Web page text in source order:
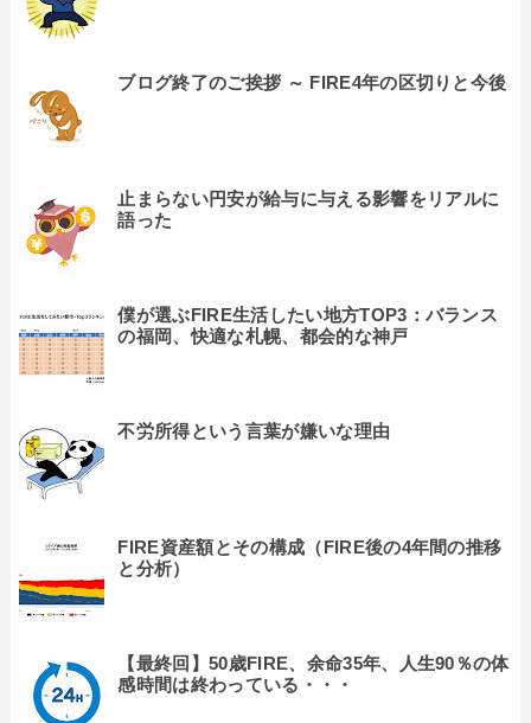
ブログ終了のご挨拶 ～ FIRE4年の区切りと今後
止まらない円安が給与に与える影響をリアルに
語った
僕が選ぶFIRE生活したい地方TOP3：バランス
の福岡、快適な札幌、都会的な神戸
不労所得という言葉が嫌いな理由
FIRE資産額とその構成（FIRE後の4年間の推移
と分析）
【最終回】50歳FIRE、余命35年、人生90％の体
感時間は終わっている・・・